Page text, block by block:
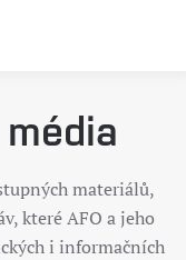
materiálů,
které AFO a jeho
i informačních